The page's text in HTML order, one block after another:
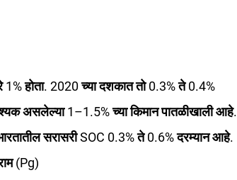
1% होता. 2020 च्या दशकात तो 0.3% ते 0.4%
असलेल्या 1–1.5% च्या किमान पातळीखाली आहे.
सरासरी SOC 0.3% ते 0.6% दरम्यान आहे.
(Pg)